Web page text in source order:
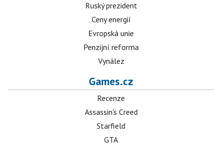
Ruský prezident
Ceny energií
Evropská unie
Penzijní reforma
Vynález
Games.cz
Recenze
Assassin's Creed
Starfield
GTA